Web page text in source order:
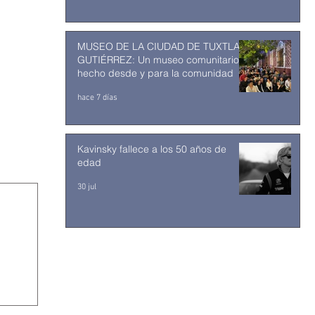
MUSEO DE LA CIUDAD DE TUXTLA
GUTIÉRREZ: Un museo comunitario
hecho desde y para la comunidad
hace 7 días
Kavinsky fallece a los 50 años de
edad
30 jul